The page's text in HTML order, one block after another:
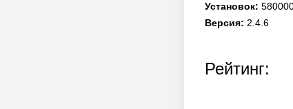
Установок:
Версия: 2.4.6
Рейтинг: